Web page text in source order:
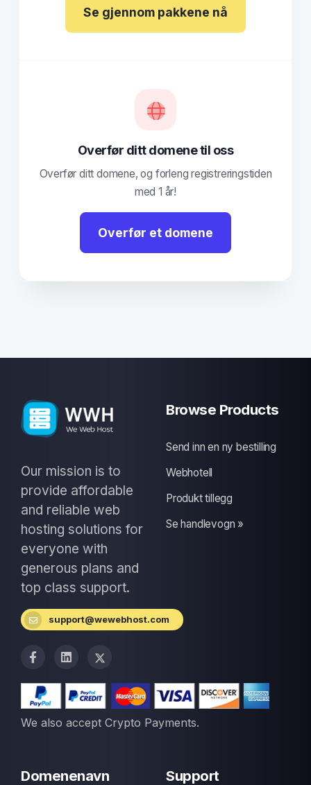
Se gjennom pakkene nå
Overfør ditt domene til oss
Overfør ditt domene, og forleng registreringstiden
med 1 år!
Overfør et domene
Our mission is to
provide affordable
and reliable web
hosting solutions for
everyone with
generous plans and
top class support.
support@wewebhost.com
We also accept Crypto Payments.
Browse Products
Send inn en ny bestilling
Webhotell
Produkt tillegg
Se handlevogn »
Domenenavn Support